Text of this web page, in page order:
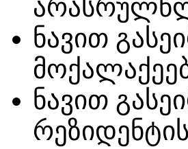
ნავით
ნავით